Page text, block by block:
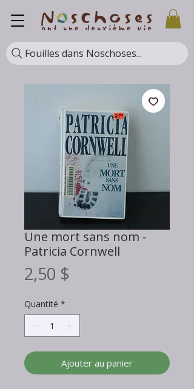
Fouilles dans Noschoses...
Une mort sans nom -
Patricia Cornwell
2,50 $
Quantité *
Ajouter au panier